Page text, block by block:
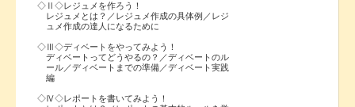
◇Ⅱ◇レジュメを作ろう！
レジュメとは？／レジュメ作成の具体例／レジ
ュメ作成の達人になるために
◇Ⅲ◇ディベートをやってみよう！
ディベートってどうやるの？／ディベートのル
ール／ディベートまでの準備／ディベート実践
編
◇Ⅳ◇レポートを書いてみよう！